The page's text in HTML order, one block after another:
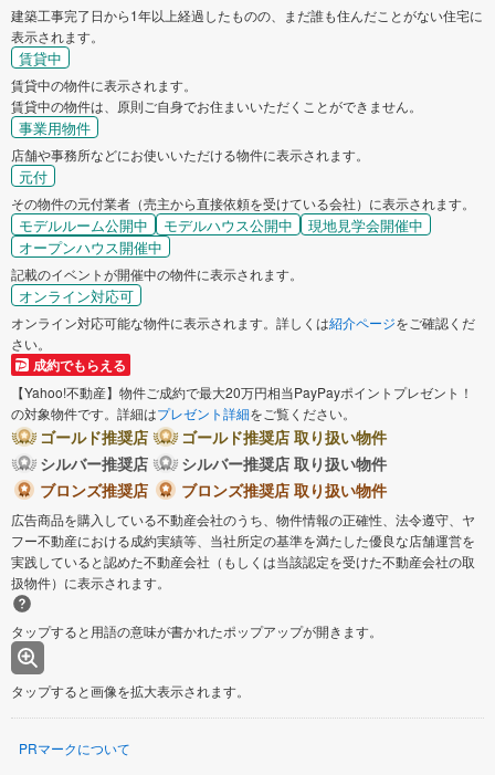
建築工事完了日から1年以上経過したものの、まだ誰も住んだことがない住宅に
表示されます。
賃貸中
賃貸中の物件に表示されます。
賃貸中の物件は、原則ご自身でお住まいいただくことができません。
事業用物件
店舗や事務所などにお使いいただける物件に表示されます。
元付
その物件の元付業者（売主から直接依頼を受けている会社）に表示されます。
モデルルーム公開中 モデルハウス公開中
現地見学会開催中
オープンハウス開催中
記載のイベントが開催中の物件に表示されます。
オンライン対応可
オンライン対応可能な物件に表示されます。詳しくは紹介ページをご確認くだ
さい。
成約でもらえる
【Yahoo!不動産】物件ご成約で最大20万円相当PayPayポイントプレゼント！
の対象物件です。詳細はプレゼント詳細をご覧ください。
ゴールド推奨店
ゴールド推奨店 取り扱い物件
シルバー推奨店
シルバー推奨店 取り扱い物件
ブロンズ推奨店
ブロンズ推奨店 取り扱い物件
広告商品を購入している不動産会社のうち、物件情報の正確性、法令遵守、ヤ
フー不動産における成約実績等、当社所定の基準を満たした優良な店舗運営を
実践していると認めた不動産会社（もしくは当該認定を受けた不動産会社の取
扱物件）に表示されます。
タップすると用語の意味が書かれたポップアップが開きます。
タップすると画像を拡大表示されます。
PRマークについて